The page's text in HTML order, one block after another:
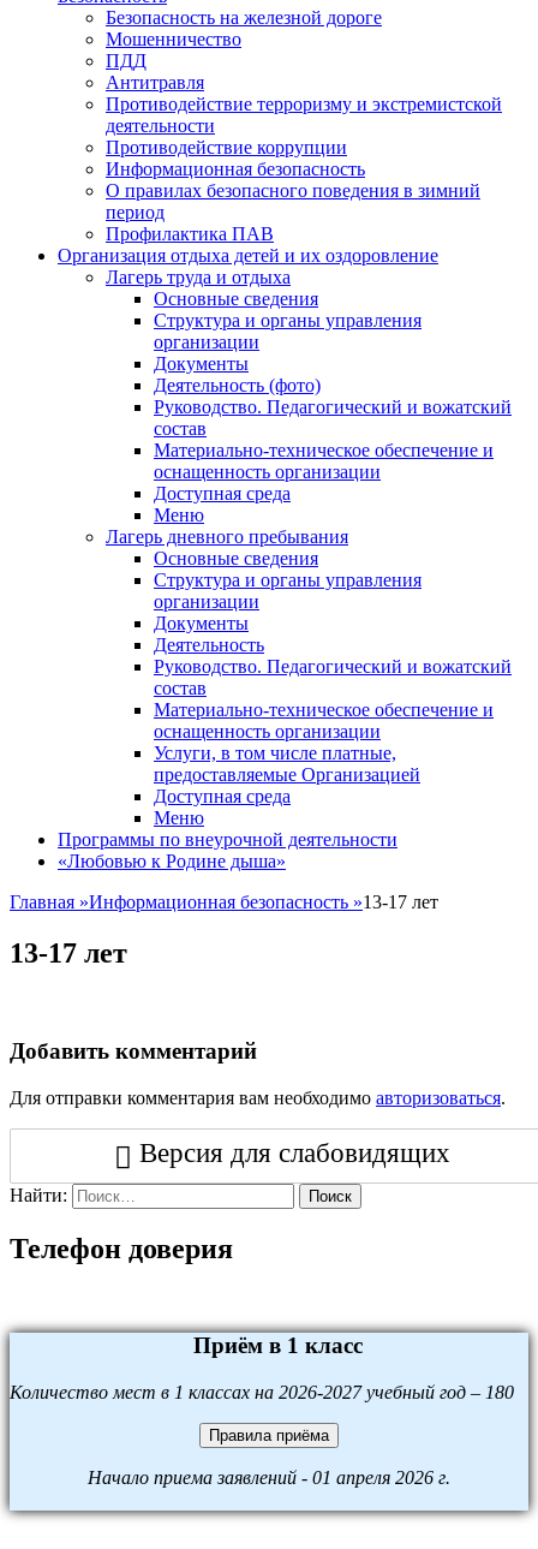
Безопасность на железной дороге
Мошенничество
ПДД
Антитравля
Противодействие терроризму и экстремистской
деятельности
Противодействие коррупции
Информационная безопасность
О правилах безопасного поведения в зимний
период
Профилактика ПАВ
Организация отдыха детей и их оздоровление
Лагерь труда и отдыха
Основные сведения
Структура и органы управления
организации
Документы
Деятельность (фото)
Руководство. Педагогический и вожатский
состав
Материально-техническое обеспечение и
оснащенность организации
Доступная среда
Меню
Лагерь дневного пребывания
Основные сведения
Структура и органы управления
организации
Документы
Деятельность
Руководство. Педагогический и вожатский
состав
Материально-техническое обеспечение и
оснащенность организации
Услуги, в том числе платные,
предоставляемые Организацией
Доступная среда
Меню
Программы по внеурочной деятельности
«Любовью к Родине дыша»
Главная »Информационная безопасность »13-17 лет
13-17 лет
Добавить комментарий
Для отправки комментария вам необходимо авторизоваться.
Версия для слабовидящих
Найти: Поиск
Телефон доверия
Приём в 1 класс
Количество мест в 1 классах на 2026-2027 учебный год – 180
Правила приёма
Начало приема заявлений - 01 апреля 2026 г.